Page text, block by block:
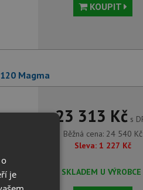
KOUPIT
Magma
23 313 Kčs
Běžná cena: 24 540 Kč
Sleva: 1 227 Kč
SKLADEM U VÝROBCE
je